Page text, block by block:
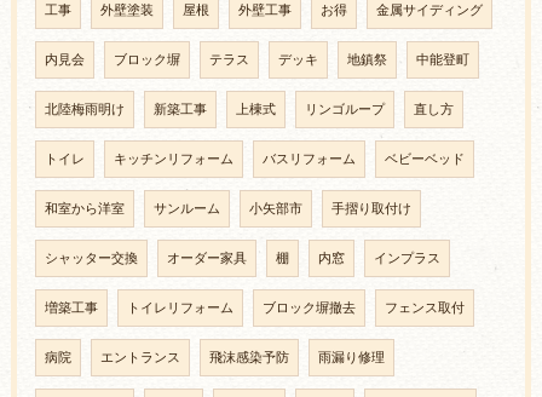
工事 外壁塗装 屋根 外壁工事 お得 金属サイディング
内見会 ブロック塀 テラス デッキ 地鎮祭 中能登町
北陸梅雨明け 新築工事 上棟式 リンゴループ 直し方
トイレ キッチンリフォーム バスリフォーム ベビーベッド
和室から洋室 サンルーム 小矢部市 手摺り取付け
シャッター交換 オーダー家具 棚 内窓 インプラス
増築工事 トイレリフォーム ブロック塀撤去 フェンス取付
病院 エントランス 飛沫感染予防 雨漏り修理